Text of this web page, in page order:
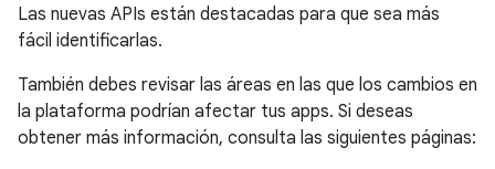
Las nuevas APIs están destacadas para que sea más
fácil identificarlas.
También debes revisar las áreas en las que los cambios en
la plataforma podrían afectar tus apps. Si deseas
obtener más información, consulta las siguientes páginas: